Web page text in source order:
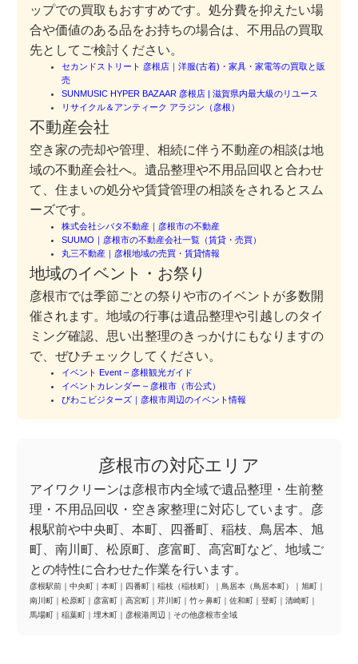
ップでの買取もおすすめです。処分費を抑えたい場
合や価値のある品をお持ちの場合は、不用品の買取
先としてご検討ください。
セカンドストリート 彦根店｜洋服(古着)・家具・家電等の買取と販
売
SUNMUSIC HYPER BAZAAR 彦根店 | 滋賀県内最大級のリユース
リサイクル＆アンティーク アラジン（彦根）
不動産会社
空き家の売却や管理、相続に伴う不動産の相談は地
域の不動産会社へ。遺品整理や不用品回収と合わせ
て、住まいの処分や賃貸管理の相談をされるとスム
ーズです。
株式会社シバタ不動産｜彦根市の不動産
SUUMO｜彦根市の不動産会社一覧（賃貸・売買）
丸三不動産｜彦根地域の売買・賃貸情報
地域のイベント・お祭り
彦根市では季節ごとの祭りや市のイベントが多数開
催されます。地域の行事は遺品整理や引越しのタイ
ミング確認、思い出整理のきっかけにもなりますの
で、ぜひチェックしてください。
イベント Event – 彦根観光ガイド
イベントカレンダー – 彦根市（市公式）
びわこビジターズ｜彦根市周辺のイベント情報
彦根市の対応エリア
アイワクリーンは彦根市内全域で遺品整理・生前整
理・不用品回収・空き家整理に対応しています。彦
根駅前や中央町、本町、四番町、稲枝、鳥居本、旭
町、南川町、松原町、彦富町、高宮町など、地域ご
との特性に合わせた作業を行います。
彦根駅前 中央町 本町 四番町 稲枝（稲枝町） 鳥居本（鳥居本町） 旭町
南川町
松原町 彦富町 高宮町 芹川町 竹ヶ鼻町 佐和町 登町 清崎町
馬場町
稲葉町 埋木町 彦根港周辺 その他彦根市全域